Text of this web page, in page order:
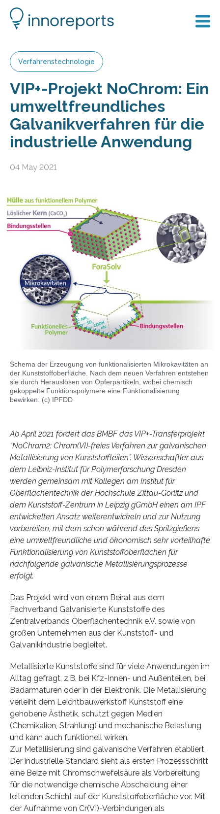
Verfahrenstechnologie
VIP+-Projekt NoChrom: Ein
umweltfreundliches
Galvanikverfahren für die
industrielle Anwendung
04 May 2021
Schema der Erzeugung von funktionalisierten Mikrokavitäten an
der Kunststoffoberfläche. Nach dem neuen Verfahren entstehen
sie durch Herauslösen von Opferpartikeln, wobei chemisch
gekoppelte Funktionspolymere eine Funktionalisierung
bewirken. (c) IPFDD
Ab April 2021 fördert das BMBF das VIP+-Transferprojekt
“NoChrom2: Chrom(VI)-freies Verfahren zur galvanischen
Metallisierung von Kunststoffteilen”. Wissenschaftler aus
dem Leibniz-Institut für Polymerforschung Dresden
werden gemeinsam mit Kollegen am Institut für
Oberflächentechnik der Hochschule Zittau-Görlitz und
dem Kunststoff-Zentrum in Leipzig gGmbH einen am IPF
entwickelten Ansatz weiterentwickeln und zur Nutzung
vorbereiten, mit dem schon während des Spritzgießens
eine umweltfreundliche und ökonomisch sehr vorteilhafte
Funktionalisierung von Kunststoffoberflächen für
nachfolgende galvanische Metallisierungsprozesse
erfolgt.
Das Projekt wird von einem Beirat aus dem
Fachverband Galvanisierte Kunststoffe des
Zentralverbands Oberflächentechnik e.V. sowie von
großen Unternehmen aus der Kunststoff- und
Galvanikindustrie begleitet.
Metallisierte Kunststoffe sind für viele Anwendungen im
Alltag gefragt, z.B. bei Kfz-Innen- und Außenteilen, bei
Badarmaturen oder in der Elektronik. Die Metallisierung
verleiht dem Leichtbauwerkstoff Kunststoff eine
gehobene Ästhetik, schützt gegen Medien
(Chemikalien, Strahlung) und mechanische Belastung
und kann auch funktionell wirken.
Zur Metallisierung sind galvanische Verfahren etabliert.
Der industrielle Standard sieht als ersten Prozessschritt
eine Beize mit Chromschwefelsäure als Vorbereitung
für die notwendige chemische Abscheidung einer
leitenden Schicht auf der Kunststoffoberfläche vor. Mit
der Aufnahme von Cr(VI)-Verbindungen als